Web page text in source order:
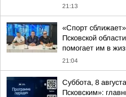
21:13
«Спорт
Псковской
помогает им в
21:04
Суббота, 8
Псковским»: